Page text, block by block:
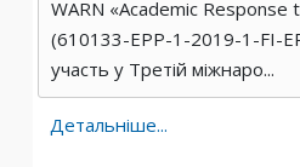
WARN «Academic
(610133-EPP-1-2019-1-FI-
участь у Третій міжнаро...
Детальніше...